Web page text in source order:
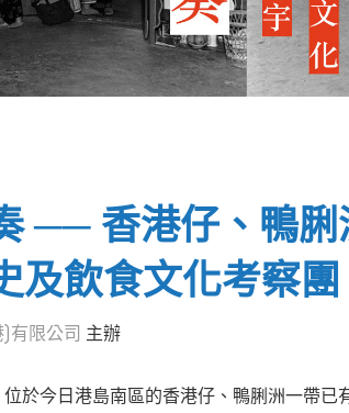
── 香港仔、鴨脷
及飲食文化考察團
有限公司 主辦
位於今日港島南區的香港仔、鴨脷洲一帶已